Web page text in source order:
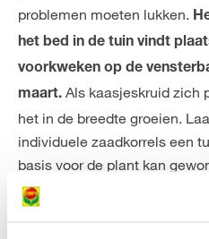
problemen moeten lukken.
het bed in de tuin vindt
voorkweken op de
maart. Als kaasjeskruid zich
het in de breedte groeien.
individuele zaadkorrels een
basis voor de plant kan
je de grond regelmatig los
er bij het kweken niets mis